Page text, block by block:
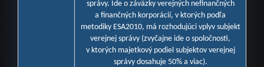
správy. Ide o záväzky verejných nefinančných
a finančných korporácií, v ktorých podľa
metodiky ESA2010, má rozhodujúci vplyv subjekt
verejnej správy (zvyčajne ide o spoločnosti,
v ktorých majetkový podiel subjektov verejnej
správy dosahuje 50% a viac).